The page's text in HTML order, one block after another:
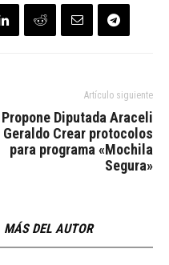
Artículo siguiente
Propone Diputada Araceli
Geraldo Crear protocolos
para programa «Mochila
Segura»
MÁS DEL AUTOR